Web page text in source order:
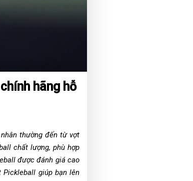
hãng hỗ
thường đến từ vợt
chất lượng, phù hợp
được đánh giá cao
giúp bạn lên